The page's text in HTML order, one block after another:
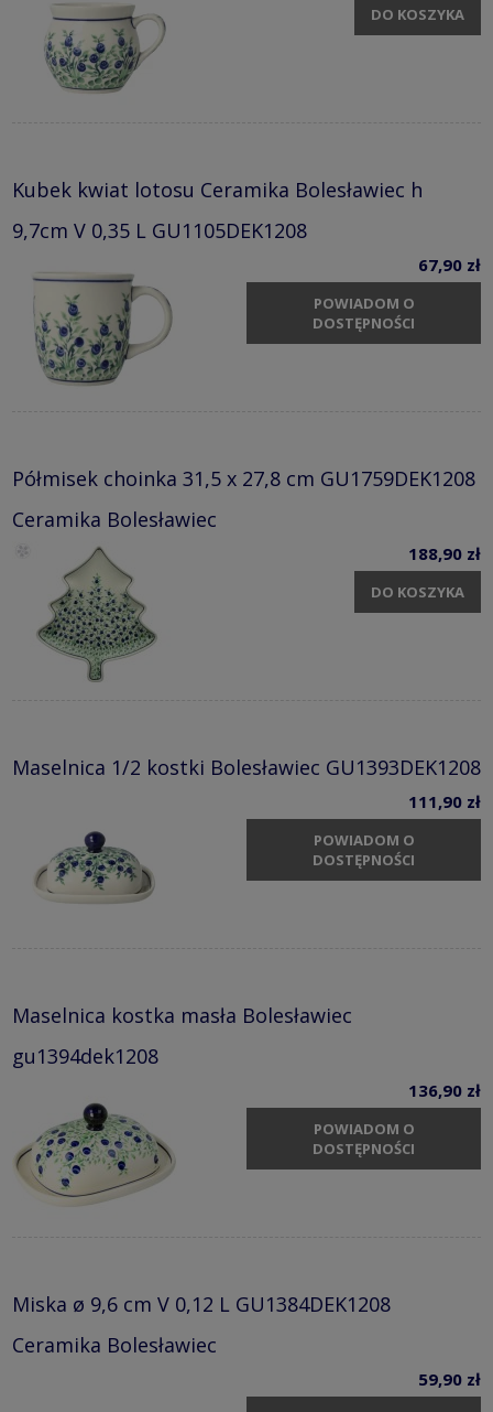
DO KOSZYKA
Kubek kwiat lotosu Ceramika Bolesławiec h
9,7cm V 0,35 L GU1105DEK1208
67,90 zł
POWIADOM O
DOSTĘPNOŚCI
Półmisek choinka 31,5 x 27,8 cm GU1759DEK1208
Ceramika Bolesławiec
188,90 zł
DO KOSZYKA
Maselnica 1/2 kostki Bolesławiec GU1393DEK1208
111,90 zł
POWIADOM O
DOSTĘPNOŚCI
Maselnica kostka masła Bolesławiec
gu1394dek1208
136,90 zł
POWIADOM O
DOSTĘPNOŚCI
Miska ø 9,6 cm V 0,12 L GU1384DEK1208
Ceramika Bolesławiec
59,90 zł